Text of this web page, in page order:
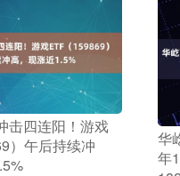
击四连阳！游戏
）午后持续冲
华
年